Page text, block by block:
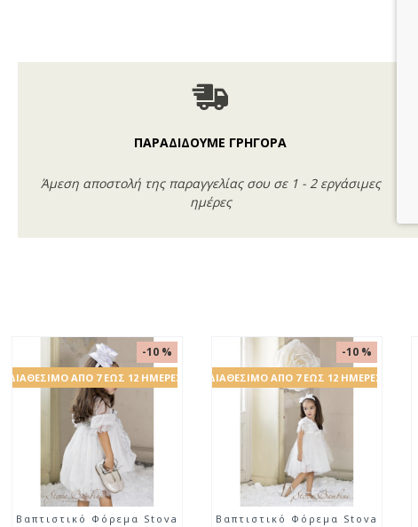
ΠΑΡΑΔΙΔΟΥΜΕ ΓΡΗΓΟΡΑ
Άμεση αποστολή της παραγγελίας σου σε 1 - 2 εργάσιμες
ημέρες
Φόρεμα Pauline by Stova
ΔΙΑΘΈΣΙΜΟ ΑΠΌ 7 ΈΩΣ 12 ΗΜΈΡΕΣ
Βαπτιστικό Φόρεμα Stova